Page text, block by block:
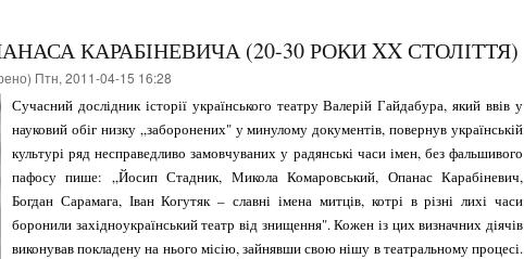
КАРАБІНЕВИЧА (20-30 РОКИ XX СТОЛІТТЯ)
Птн, 2011-04-15 16:28
Сучасний дослідник історії українського теат­ру Валерій Гайдабура, який ввів у
науковий обіг низку „заборонених" у минулому документів, по­вернув українській
культурі ряд несправедливо замовчуваних у радянські часи імен, без фаль­шивого
пафосу пише: „Йосип Стадник, Микола Комаровський, Опанас Карабіневич,
Богдан Сарамага, Іван Когутяк – славні імена митців, котрі в різні лихі часи
боронили західноукраїнський театр від знищення". Кожен із цих визначних діячів
виконував покла­дену на нього місію, зайнявши свою нішу в театральному процесі.